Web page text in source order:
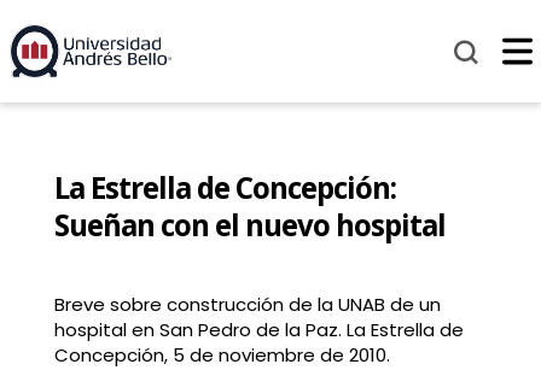
La Estrella de Concepción:
Sueñan con el nuevo hospital
Breve sobre construcción de la UNAB de un
hospital en San Pedro de la Paz. La Estrella de
Concepción, 5 de noviembre de 2010.